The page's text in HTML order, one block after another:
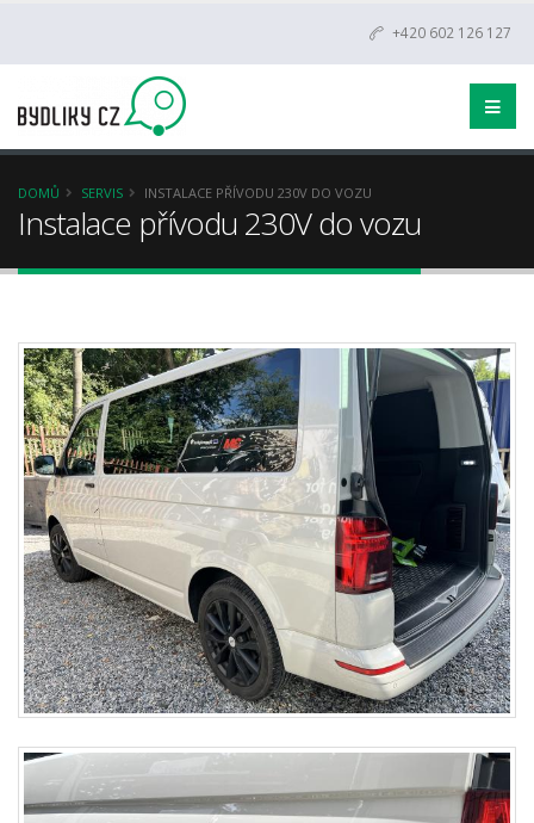
+420 602 126 127
DOMŮ SERVIS INSTALACE PŘÍVODU 230V DO VOZU
Instalace přívodu 230V do vozu